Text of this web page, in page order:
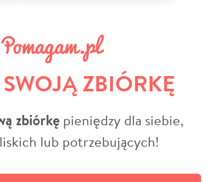
ZBIÓRKĘ
zbiórkę pieniędzy dla siebie,
lub potrzebujących!